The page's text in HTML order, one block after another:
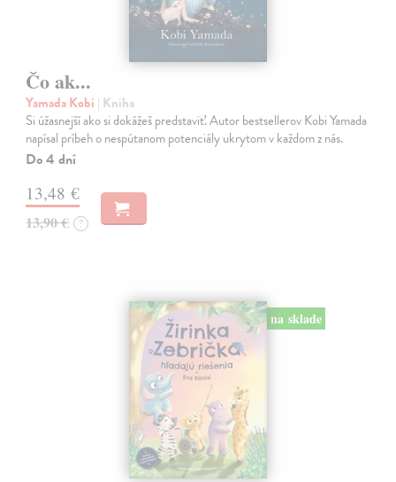
Čo ak...
Yamada Kobi | Kniha
Si úžasnejší ako si dokážeš predstaviť. Autor bestsellerov Kobi Yamada
napísal príbeh o nespútanom potenciály ukrytom v každom z nás.
Do 4 dní
13,48 €
13,90 € ?
na sklade